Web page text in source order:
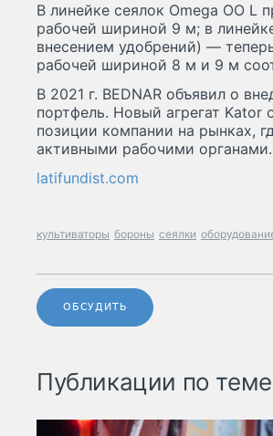
В линейке сеялок Omega OO L
рабочей шириной 9 м; в
внесением удобрений) —
рабочей шириной 8 м и 9 м
В 2021 г. BEDNAR объявил о
портфель. Новый агрегат
позиции компании на рынках,
активными рабочими органами.
latifundist.com
культиваторы бороны сеялки
ОБСУДИТЬ
Публикации по теме